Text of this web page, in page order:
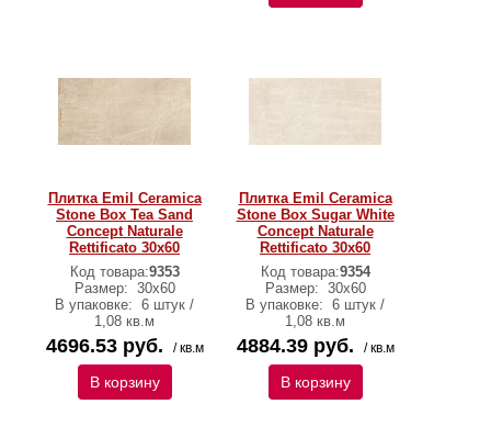
Плитка Emil Ceramica
Stone Box Tea Sand
Concept Naturale
Rettificato 30х60
Код товара:9353
Размер: 30х60
В упаковке: 6 штук /
1,08 кв.м
4696.53 руб. / кв.м
В корзину
Плитка Emil Ceramica
Stone Box Sugar White
Concept Naturale
Rettificato 30х60
Код товара:9354
Размер: 30х60
В упаковке: 6 штук /
1,08 кв.м
4884.39 руб. / кв.м
В корзину